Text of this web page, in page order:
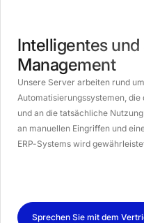
Intelligentes
Management
Unsere Server arbeiten rund
Automatisierungssystemen,
und an die tatsächliche
an manuellen Eingriffen und
ERP-Systems wird
Sprechen Sie mit dem